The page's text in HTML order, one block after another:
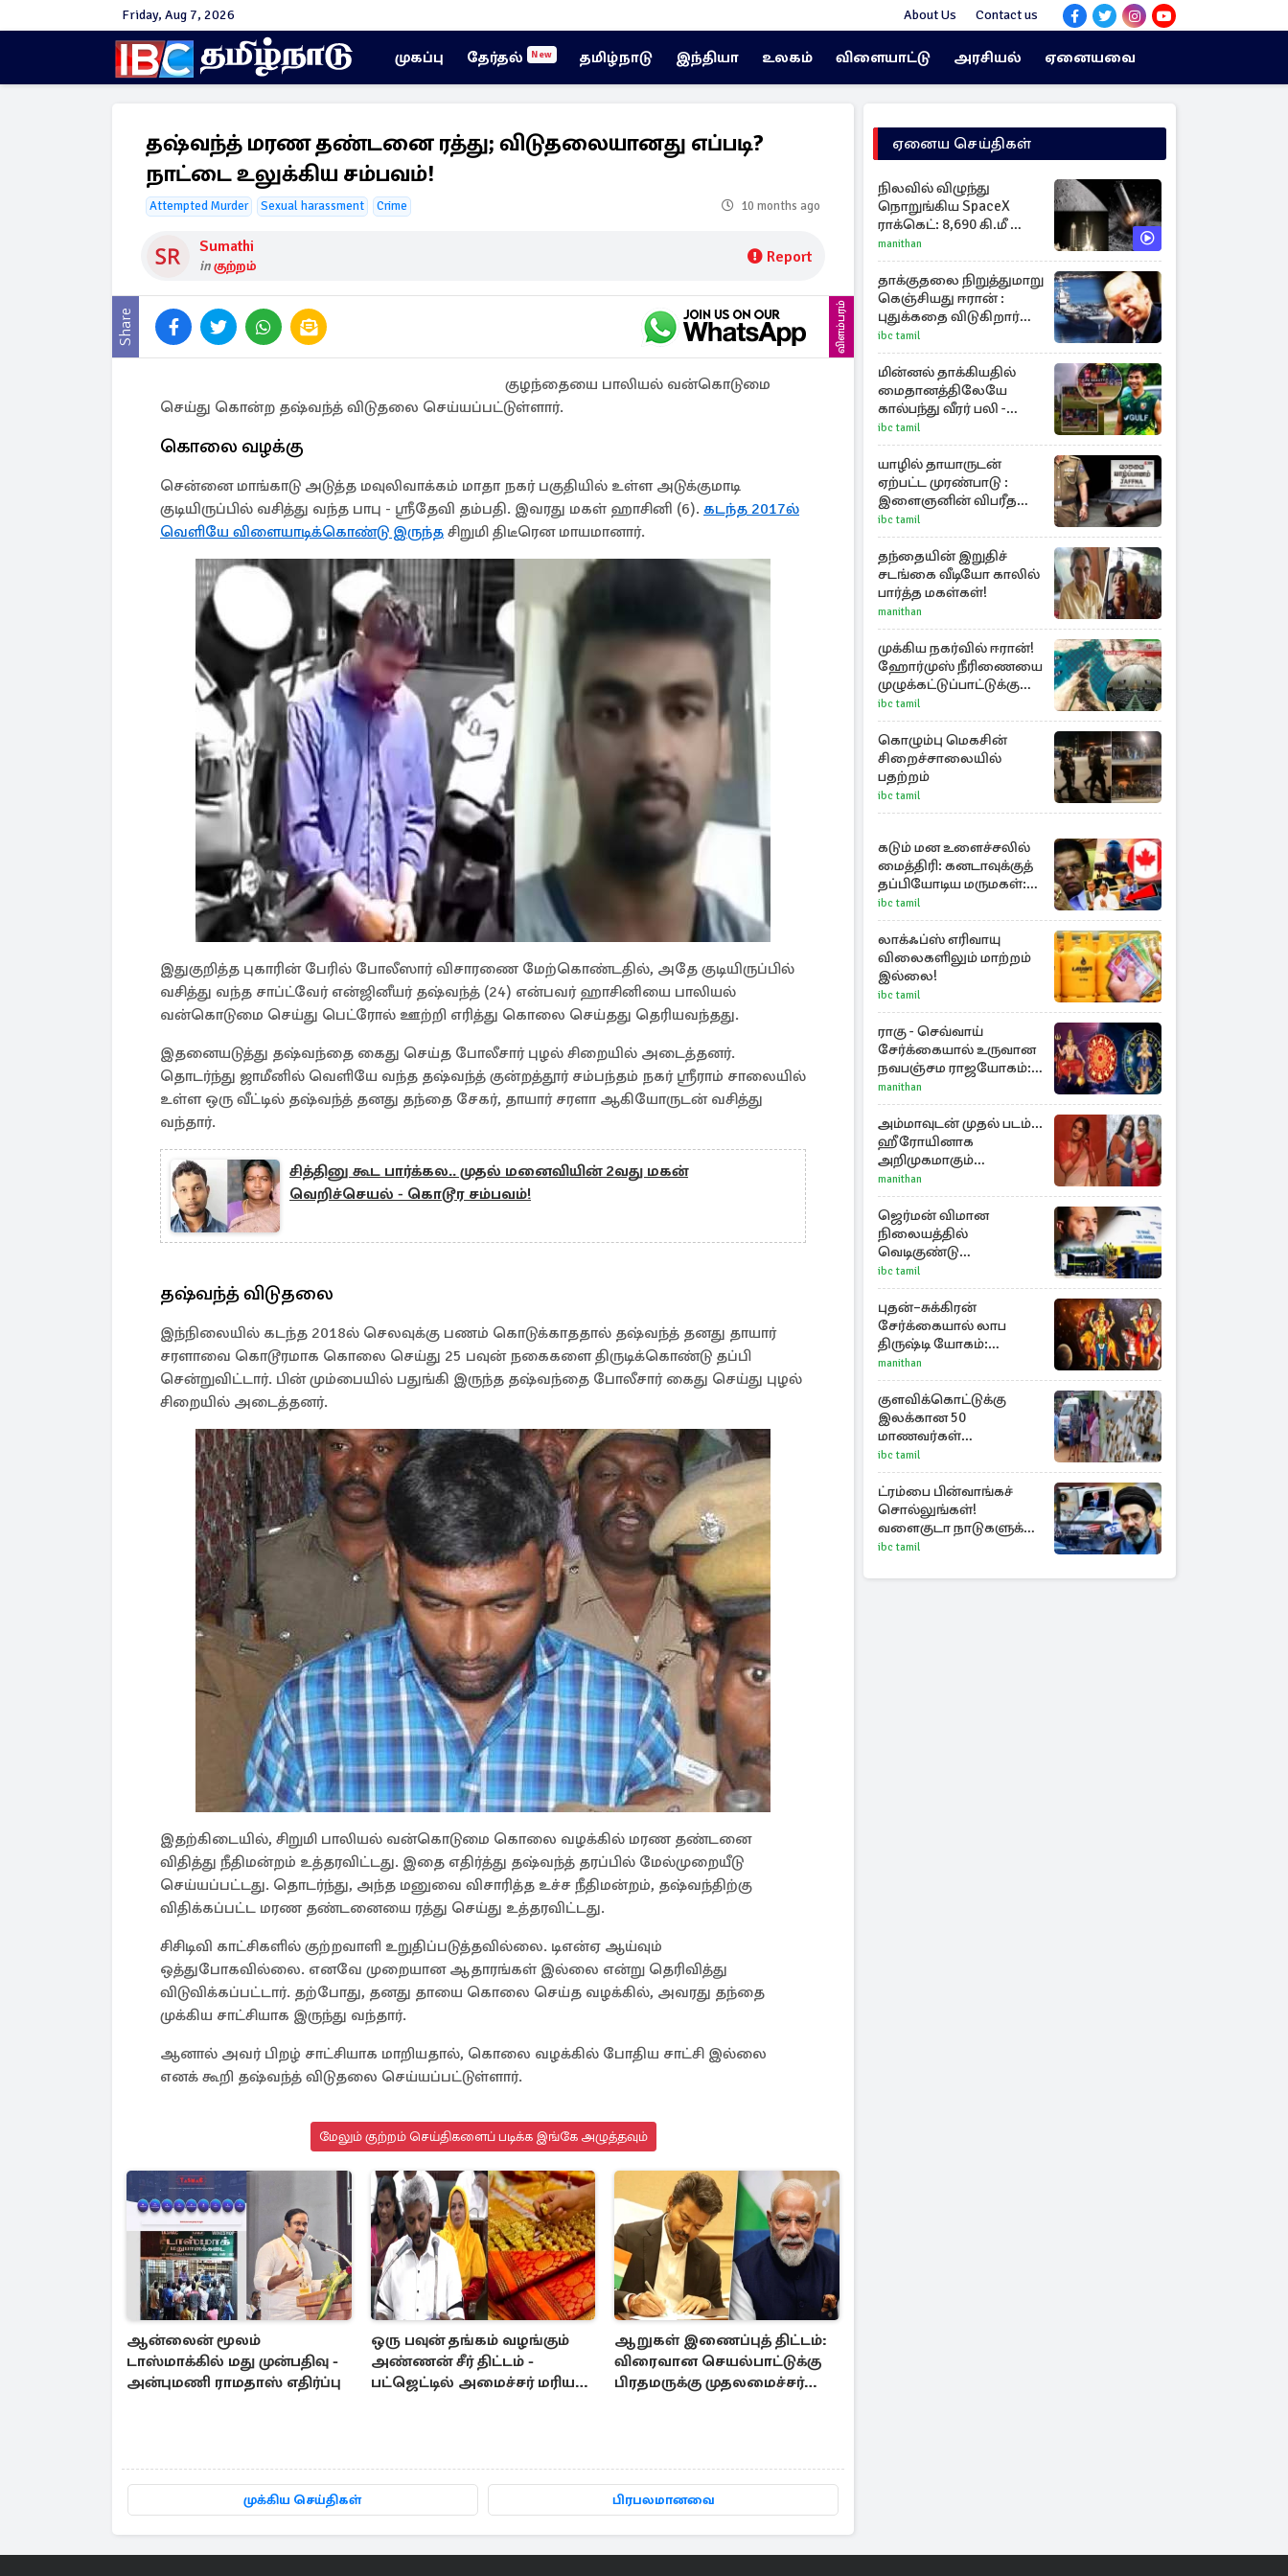
Friday, Aug 7, 2026 About Us Contact us
முகப்பு தேர்தல் New தமிழ்நாடு இந்தியா உலகம் விளையாட்டு அரசியல் ஏனையவை
தஷ்வந்த் மரண தண்டனை ரத்து; விடுதலையானது எப்படி?
நாட்டை உலுக்கிய சம்பவம்!
Attempted Murder Sexual harassment Crime 10 months ago
Sumathi
inகுற்றம் Report
Share விளம்பரம்
குழந்தையை பாலியல் வன்கொடுமை
செய்து கொன்ற தஷ்வந்த் விடுதலை செய்யப்பட்டுள்ளார்.
கொலை வழக்கு
சென்னை மாங்காடு அடுத்த மவுலிவாக்கம் மாதா நகர் பகுதியில் உள்ள அடுக்குமாடி
குடியிருப்பில் வசித்து வந்த பாபு - ஸ்ரீதேவி தம்பதி. இவரது மகள் ஹாசினி (6). கடந்த 2017ல்
வெளியே விளையாடிக்கொண்டு இருந்த சிறுமி திடீரென மாயமானார்.
இதுகுறித்த புகாரின் பேரில் போலீஸார் விசாரணை மேற்கொண்டதில், அதே குடியிருப்பில்
வசித்து வந்த சாப்ட்வேர் என்ஜினீயர் தஷ்வந்த் (24) என்பவர் ஹாசினியை பாலியல்
வன்கொடுமை செய்து பெட்ரோல் ஊற்றி எரித்து கொலை செய்தது தெரியவந்தது.
இதனையடுத்து தஷ்வந்தை கைது செய்த போலீசார் புழல் சிறையில் அடைத்தனர்.
தொடர்ந்து ஜாமீனில் வெளியே வந்த தஷ்வந்த் குன்றத்தூர் சம்பந்தம் நகர் ஸ்ரீராம் சாலையில்
உள்ள ஒரு வீட்டில் தஷ்வந்த் தனது தந்தை சேகர், தாயார் சரளா ஆகியோருடன் வசித்து
வந்தார்.
சித்தினு கூட பார்க்கல.. முதல் மனைவியின் 2வது மகன்
வெறிச்செயல் - கொடூர சம்பவம்!
தஷ்வந்த் விடுதலை
இந்நிலையில் கடந்த 2018ல் செலவுக்கு பணம் கொடுக்காததால் தஷ்வந்த் தனது தாயார்
சரளாவை கொடூரமாக கொலை செய்து 25 பவுன் நகைகளை திருடிக்கொண்டு தப்பி
சென்றுவிட்டார். பின் மும்பையில் பதுங்கி இருந்த தஷ்வந்தை போலீசார் கைது செய்து புழல்
சிறையில் அடைத்தனர்.
இதற்கிடையில், சிறுமி பாலியல் வன்கொடுமை கொலை வழக்கில் மரண தண்டனை
விதித்து நீதிமன்றம் உத்தரவிட்டது. இதை எதிர்த்து தஷ்வந்த் தரப்பில் மேல்முறையீடு
செய்யப்பட்டது. தொடர்ந்து, அந்த மனுவை விசாரித்த உச்ச நீதிமன்றம், தஷ்வந்திற்கு
விதிக்கப்பட்ட மரண தண்டனையை ரத்து செய்து உத்தரவிட்டது.
சிசிடிவி காட்சிகளில் குற்றவாளி உறுதிப்படுத்தவில்லை. டிஎன்ஏ ஆய்வும்
ஒத்துபோகவில்லை. எனவே முறையான ஆதாரங்கள் இல்லை என்று தெரிவித்து
விடுவிக்கப்பட்டார். தற்போது, தனது தாயை கொலை செய்த வழக்கில், அவரது தந்தை
முக்கிய சாட்சியாக இருந்து வந்தார்.
ஆனால் அவர் பிறழ் சாட்சியாக மாறியதால், கொலை வழக்கில் போதிய சாட்சி இல்லை
எனக் கூறி தஷ்வந்த் விடுதலை செய்யப்பட்டுள்ளார்.
மேலும் குற்றம் செய்திகளைப் படிக்க இங்கே அழுத்தவும்
ஆன்லைன் மூலம்
டாஸ்மாக்கில் மது முன்பதிவு -
அன்புமணி ராமதாஸ் எதிர்ப்பு
ஒரு பவுன் தங்கம் வழங்கும்
அண்ணன் சீர் திட்டம் -
பட்ஜெட்டில் அமைச்சர் மரிய
ஆறுகள் இணைப்புத் திட்டம்:
விரைவான செயல்பாட்டுக்கு
பிரதமருக்கு முதலமைச்சர்
முக்கிய செய்திகள் பிரபலமானவை
ஏனைய செய்திகள்
நிலவில் விழுந்து
நொறுங்கிய SpaceX
ராக்கெட்: 8,690 கி.மீ வேக
மோதலால் உருவான
புதிய பள்ளம்!
manithan
தாக்குதலை நிறுத்துமாறு
கெஞ்சியது ஈரான் :
புதுக்கதை விடுகிறார்
ட்ரம்ப்
ibc tamil
மின்னல் தாக்கியதில்
மைதானத்திலேயே
கால்பந்து வீரர் பலி -
அதிர்ச்சியில் ரசிகர்கள்
ibc tamil
யாழில் தாயாருடன்
ஏற்பட்ட முரண்பாடு :
இளைஞனின் விபரீத
முடிவு
ibc tamil
தந்தையின் இறுதிச்
சடங்கை வீடியோ காலில்
பார்த்த மகள்கள்!
manithan
முக்கிய நகர்வில் ஈரான்!
ஹோர்முஸ் நீரிணையை
முழுக்கட்டுப்பாட்டுக்கு
கொண்டு வர புதிய
சட்டமூலம்
ibc tamil
கொழும்பு மெகசின்
சிறைச்சாலையில்
பதற்றம்
ibc tamil
கடும் மன உளைச்சலில்
மைத்திரி: கனடாவுக்குத்
தப்பியோடிய மருமகள்:
மகன் கொழும்பில்...!
ibc tamil
லாக்ஃப்ஸ் எரிவாயு
விலைகளிலும் மாற்றம்
இல்லை!
ibc tamil
ராகு - செவ்வாய்
சேர்க்கையால் உருவான
நவபஞ்சம ராஜயோகம்:
அதிர்ஷ்டம் பெறும் 3
ராசிகள்!
manithan
அம்மாவுடன் முதல் படம்...
ஹீரோயினாக
அறிமுகமாகும்
ஊர்வசியின் மகள்
தேஜலட்சுமி!
manithan
ஜெர்மன் விமான
நிலையத்தில்
வெடிகுண்டு
பொருத்தப்பட்ட ட்ரோன்!
தப்பியது உக்ரைன்
விமானம்
ibc tamil
புதன்–சுக்கிரன்
சேர்க்கையால் லாப
திருஷ்டி யோகம்:
அதிர்ஷ்டம் பெறும் டாப் 3
ராசிகள்!
manithan
குளவிக்கொட்டுக்கு
இலக்கான 50
மாணவர்கள்
மருத்துவமனையில்
அனுமதி : மூவரின்
நிலை கவலைக்கிடம்
ibc tamil
ட்ரம்பை பின்வாங்கச்
சொல்லுங்கள்!
வளைகுடா நாடுகளுக்கு
ஈரான் தாக்குதல்
ibc tamil